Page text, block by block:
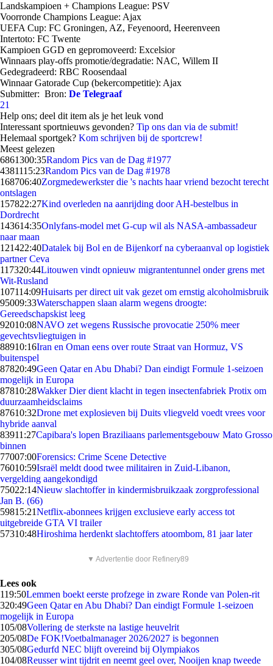
Landskampioen + Champions League: PSV
Voorronde Champions League: Ajax
UEFA Cup: FC Groningen, AZ, Feyenoord, Heerenveen
Intertoto: FC Twente
Kampioen GGD en gepromoveerd: Excelsior
Winnaars play-offs promotie/degradatie: NAC, Willem II
Gedegradeerd: RBC Roosendaal
Winnaar Gatorade Cup (bekercompetitie): Ajax
Submitter: Bron: De Telegraaf
21
Help ons; deel dit item als je het leuk vond
Interessant sportnieuws gevonden? Tip ons dan via de submit!
Helemaal sportgek? Kom schrijven bij de sportcrew!
Meest gelezen
6861300:35Random Pics van de Dag #1977
4381115:23Random Pics van de Dag #1978
168706:40Zorgmedewerkster die 's nachts haar vriend bezocht terecht
ontslagen
157822:27Kind overleden na aanrijding door AH-bestelbus in
Dordrecht
143614:35Onlyfans-model met G-cup wil als NASA-ambassadeur
naar maan
121422:40Datalek bij Bol en de Bijenkorf na cyberaanval op logistiek
partner Ceva
117320:44Litouwen vindt opnieuw migrantentunnel onder grens met
Wit-Rusland
107114:09Huisarts per direct uit vak gezet om ernstig alcoholmisbruik
95009:33Waterschappen slaan alarm wegens droogte:
Gereedschapskist leeg
92010:08NAVO zet wegens Russische provocatie 250% meer
gevechtsvliegtuigen in
88910:16Iran en Oman eens over route Straat van Hormuz, VS
buitenspel
87820:49Geen Qatar en Abu Dhabi? Dan eindigt Formule 1-seizoen
mogelijk in Europa
87810:28Wakker Dier dient klacht in tegen insectenfabriek Protix om
duurzaamheidsclaims
87610:32Drone met explosieven bij Duits vliegveld voedt vrees voor
hybride aanval
83911:27Capibara's lopen Braziliaans parlementsgebouw Mato Grosso
binnen
77007:00Forensics: Crime Scene Detective
76010:59Israël meldt dood twee militairen in Zuid-Libanon,
vergelding aangekondigd
75022:14Nieuw slachtoffer in kindermisbruikzaak zorgprofessional
Jan B. (66)
59815:21Netflix-abonnees krijgen exclusieve early access tot
uitgebreide GTA VI trailer
57310:48Hiroshima herdenkt slachtoffers atoombom, 81 jaar later
▼ Advertentie door Refinery89
Lees ook
119:50Lemmen boekt eerste profzege in zware Ronde van Polen-rit
320:49Geen Qatar en Abu Dhabi? Dan eindigt Formule 1-seizoen
mogelijk in Europa
105/08Vollering de sterkste na lastige heuvelrit
205/08De FOK!Voetbalmanager 2026/2027 is begonnen
305/08Gedurfd NEC blijft overeind bij Olympiakos
104/08Reusser wint tijdrit en neemt geel over, Nooijen knap tweede